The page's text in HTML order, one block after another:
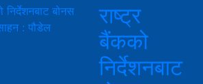
राष्ट्र
बैंकको
निर्देशनबाट